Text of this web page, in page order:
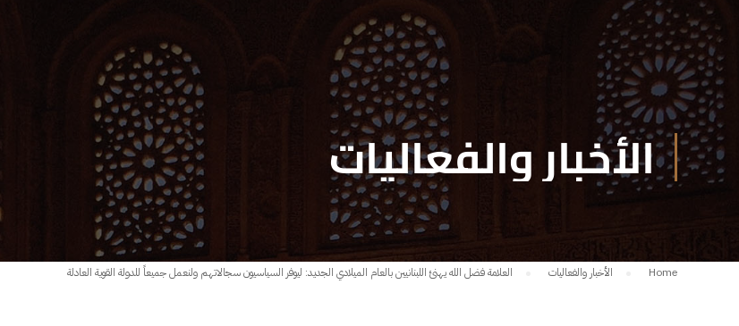
الأخبار والفعاليات
Home الأخبار والفعاليات العلامة فضل الله يهنئ اللبنانيين بالعام الميلادي الجديد: ليوفر السياسيون سجالاتهم ولنعمل جميعاً للدولة القوية العادلة